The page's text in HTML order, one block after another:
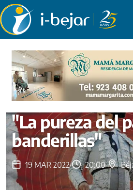
Pasar al contenido principal
"La pureza del
banderillas"
19 MAR 2022· 20:00·